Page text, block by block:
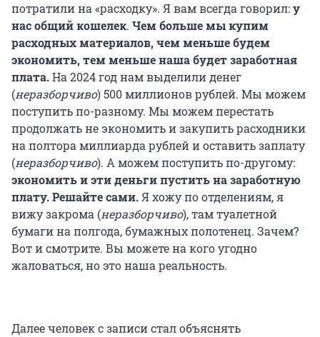
потратили на «расходку». Я вам всегда говорил:у
нас общий кошелек. Чем больше мы купим
расходных материалов, чем меньше будем
экономить, тем меньше наша будет заработная
плата.На 2024 год нам выделили денег
(неразборчиво) 500 миллионов рублей. Мы можем
поступить по-разному. Мы можем перестать
продолжать не экономить и закупить расходники
на полтора миллиарда рублей и оставить заплату
(неразборчиво). А можем поступить по-другому:
экономить и эти деньги пустить на заработную
плату. Решайте сами.Я хожу по отделениям, я
вижу закрома (неразборчиво), там туалетной
бумаги на полгода, бумажных полотенец. Зачем?
Вот и смотрите. Вы можете на кого угодно
жаловаться, но это наша реальность.
Далее человек с записи стал объяснять